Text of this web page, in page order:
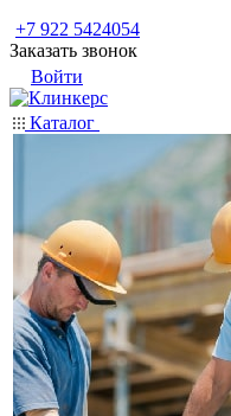
+7 922 5424054
Заказать звонок
Войти
Каталог